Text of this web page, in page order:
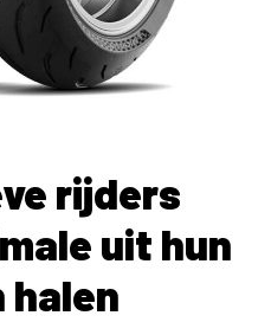
rijders
uit hun